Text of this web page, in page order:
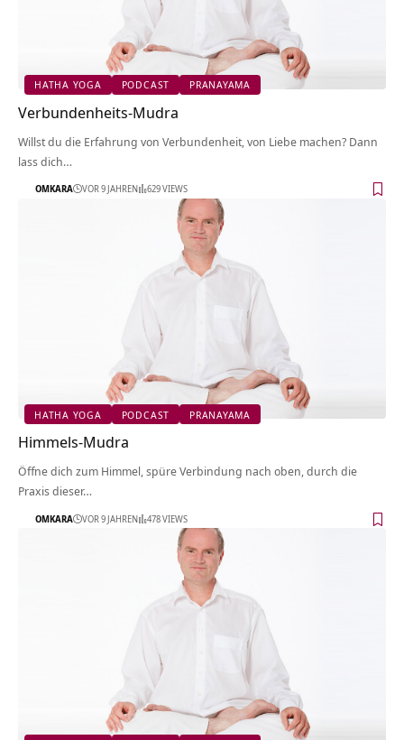
HATHA YOGA PODCAST PRANAYAMA
Verbundenheits-Mudra
Willst du die Erfahrung von Verbundenheit, von Liebe machen? Dann
lass dich…
OMKARA VOR 9 JAHREN 629 VIEWS
HATHA YOGA PODCAST PRANAYAMA
Himmels-Mudra
Öffne dich zum Himmel, spüre Verbindung nach oben, durch die
Praxis dieser…
OMKARA VOR 9 JAHREN 478 VIEWS